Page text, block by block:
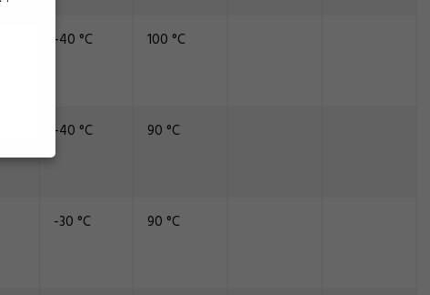
-40 °C 100 °C
-40 °C 90 °C
-30 °C 90 °C